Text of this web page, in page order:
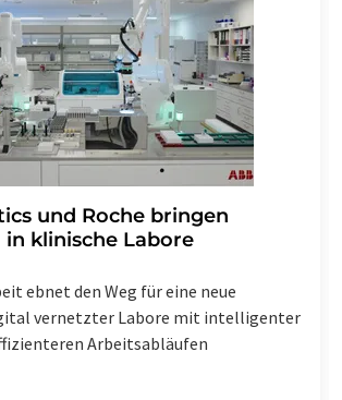
ist in jeder E-Mail ein Link zur
entsprechenden Newsletters
und Roche bringen
in klinische Labore
ebnet den Weg für eine neue
vernetzter Labore mit intelligenter
Arbeitsabläufen